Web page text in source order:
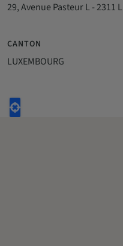
29, Avenue Pasteur L - 2311
CANTON
LUXEMBOURG